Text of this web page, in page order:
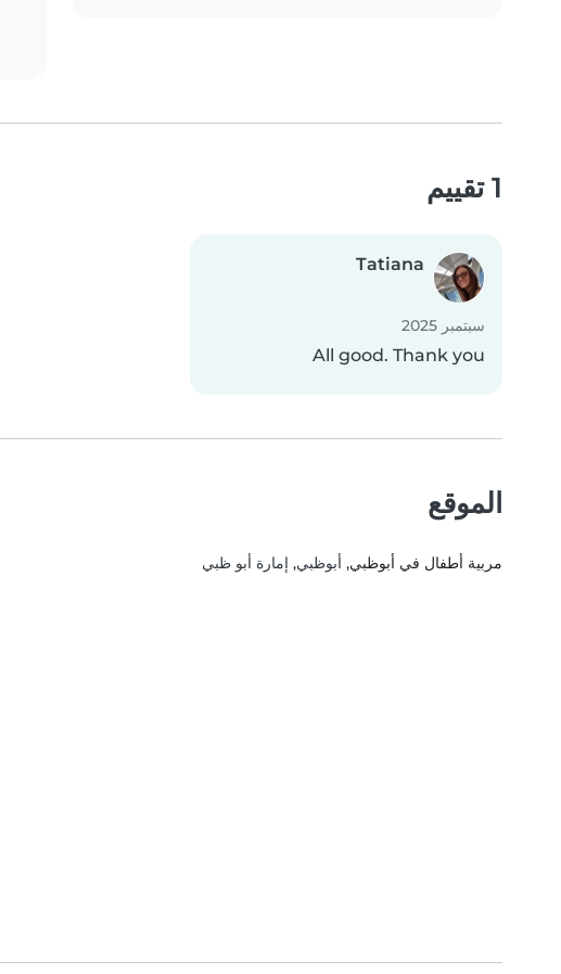
1 تقييم
Tatiana
سبتمبر 2025
All good. Thank you
الموقع
مربية أطفال في أبوظبي, أبوظبي, إمارة أبو ظبي